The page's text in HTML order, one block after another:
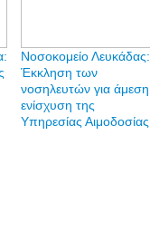
Νοσοκομείο Λευκάδας:
Έκκληση των
νοσηλευτών για άμεση
ενίσχυση της
Υπηρεσίας Αιμοδοσίας